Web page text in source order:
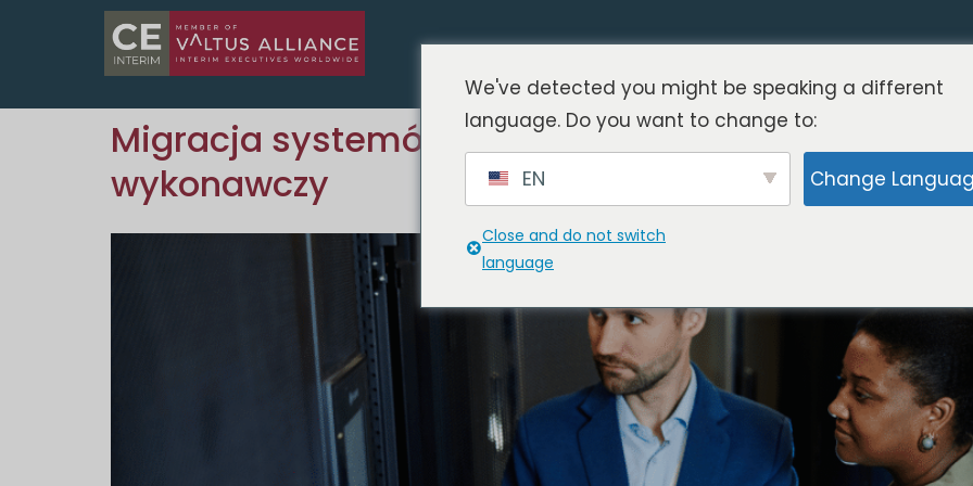
Migracja systemów ERP w branży produkcyjnej:
wykonawczy
We've detected you might be speaking a different
language. Do you want to change to:
EN Change
Close and do not switch
language